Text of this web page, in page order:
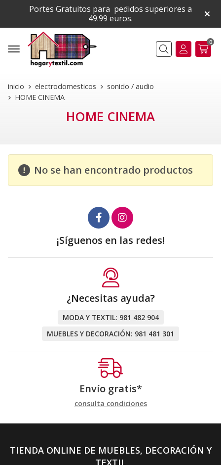
Portes Gratuitos para pedidos superiores a
49.99 euros.
Buscar
0
inicio electrodomesticos
sonido / audio
HOME CINEMA
HOME CINEMA
No se han encontrado productos
¡Síguenos en las redes!
¿Necesitas ayuda?
MODA Y TEXTIL: 981 482 904
MUEBLES Y DECORACIÓN: 981 481 301
Envío gratis*
consulta condiciones
TIENDA ONLINE DE MUEBLES, DECORACIÓN Y
TEXTIL